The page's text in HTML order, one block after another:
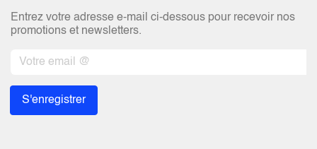
Entrez votre adresse e-mail ci-dessous pour recevoir nos
promotions et newsletters.
S'enregistrer